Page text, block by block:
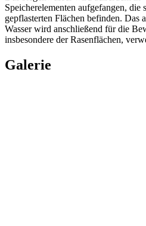
Speicherelementen aufgefangen, die
gepflasterten Flächen befinden. Das
Wasser wird anschließend für die
insbesondere der Rasenflächen,
Galerie